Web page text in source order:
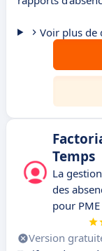
Voir plus de
Temps
La
des
pour PME
Version